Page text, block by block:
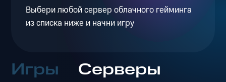
Выбери любой сервер облачного гейминга
из списка ниже и начни игру
Игры Серверы